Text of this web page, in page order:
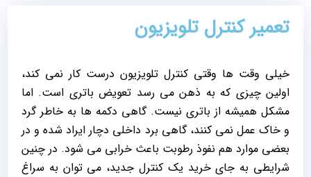
تعمیر کنترل تلویزیون
خیلی وقت‌ ها وقتی کنترل تلویزیون درست کار نمی‌ کند،
اولین چیزی که به ذهن می‌ رسد تعویض باتری است. اما
مشکل همیشه از باتری نیست. گاهی دکمه‌ ها به خاطر گرد
و خاک عمل نمی‌ کنند، گاهی برد داخلی دچار ایراد شده و در
بعضی موارد هم نفوذ رطوبت باعث خرابی می‌ شود. در چنین
شرایطی به جای خرید یک کنترل جدید، می‌ توان به سراغ